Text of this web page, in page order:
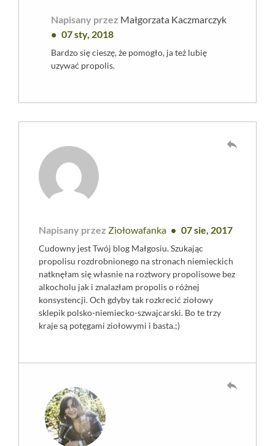
Napisany przez Małgorzata Kaczmarczyk
07 sty, 2018
Bardzo się cieszę, że pomogło, ja też lubię
uzywać propolis.
Napisany przez Ziołowafanka 07 sie, 2017
Cudowny jest Twój blog Małgosiu. Szukając
propolisu rozdrobnionego na stronach niemieckich
natknęłam się własnie na roztwory propolisowe bez
alkocholu jak i znalazłam propolis o różnej
konsystencji. Och gdyby tak rozkrecić ziołowy
sklepik polsko-niemiecko-szwajcarski. Bo te trzy
kraje są potęgami ziołowymi i basta.;)
reply
reply